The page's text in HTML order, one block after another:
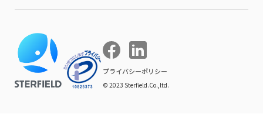
COMPE NAVI
開発ブログ
イベントレポート
プライバシーポリシー
© 2023 Sterfield.Co.,ltd.